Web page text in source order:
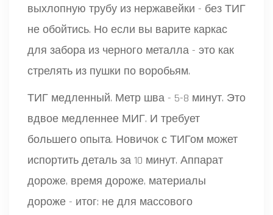
выхлопную трубу из нержавейки - без ТИГ
не обойтись. Но если вы варите каркас
для забора из черного металла - это как
стрелять из пушки по воробьям.
ТИГ медленный. Метр шва - 5-8 минут. Это
вдвое медленнее МИГ. И требует
большего опыта. Новичок с ТИГом может
испортить деталь за 10 минут. Аппарат
дороже, время дороже, материалы
дороже - итог: не для массового